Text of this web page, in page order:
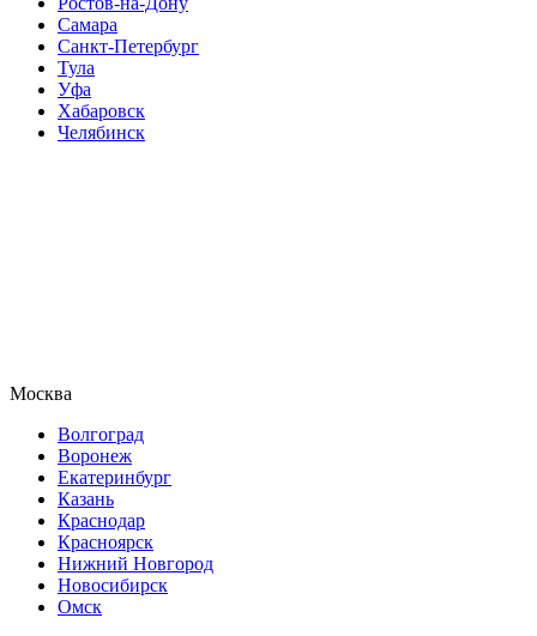
Самара
Санкт-Петербург
Тула
Уфа
Хабаровск
Челябинск
Москва
Волгоград
Воронеж
Екатеринбург
Казань
Краснодар
Красноярск
Нижний Новгород
Новосибирск
Омск